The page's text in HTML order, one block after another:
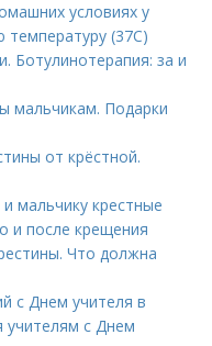
условиях у
температуру (37С)
Ботулинотерапия: за и
мальчикам. Подарки
от крёстной.
мальчику крестные
и после крещения
Что должна
с Днем учителя в
учителям с Днем